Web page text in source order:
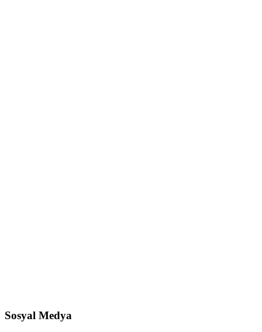
Sosyal Medya